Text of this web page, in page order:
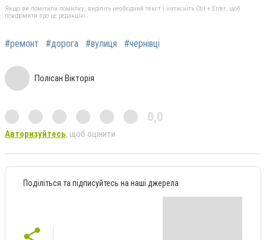
Якщо ви помітили помилку, виділіть необхідний текст і натисніть Ctrl + Enter, щоб
повідомити про це редакцію
#ремонт #дорога #вулиця #чернівці
Полісан Вікторія
0,0
Авторизуйтесь, щоб оцінити
Поділіться та підписуйтесь на наші джерела